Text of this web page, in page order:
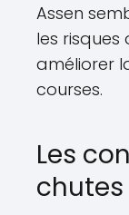
Assen
les
améliorer
courses.
Les
chutes